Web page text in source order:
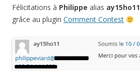
Félicitations à Philippe alias ay15ho11
grâce au plugin Comment Contest